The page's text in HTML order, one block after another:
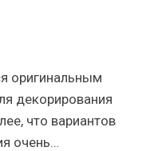
оригинальным
декорирования
что вариантов
очень…